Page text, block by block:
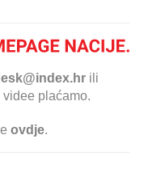
ili
videe plaćamo.
ovdje.